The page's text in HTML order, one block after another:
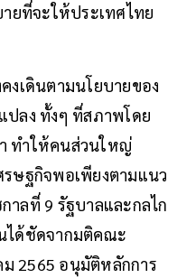
ยที่จะให้ประเทศไทย
งเดินตามนโยบายของ
ปลง ทั้งๆ ที่สภาพโดย
ทำให้คนส่วนใหญ่
รษฐกิจพอเพียงตามแนว
าลที่ 9 รัฐบาลและกลไก
ได้ชัดจากมติคณะ
2565 อนุมัติหลักการ